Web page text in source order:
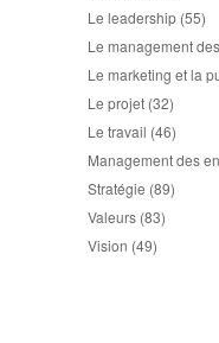
Le leadership (55)
Le management
Le marketing et la
Le projet (32)
Le travail (46)
Management des
Stratégie (89)
Valeurs (83)
Vision (49)